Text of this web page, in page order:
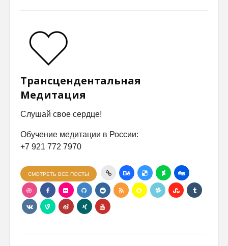
Трансцендентальная
Медитация
Слушай свое сердце!
Обучение медитации в России:
+7 921 772 7970
СМОТРЕТЬ ВСЕ ПОСТЫ